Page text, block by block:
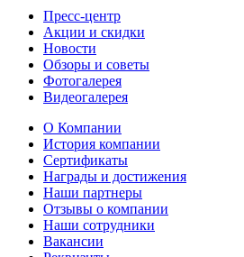
Класс герметичности затвора
Класс герметичности затвора
Характеризует величину протечки
рабочей среды при закрытом
органе
Корпус
Корпус
Материал корпуса клапана
Шар
Шар
Материал шара
Пресс-центр
Акции и скидки
Новости
Обзоры и советы
Фотогалерея
Видеогалерея
О Компании
История компании
Сертификаты
Награды и достижения
Наши партнеры
Отзывы о компании
Наши сотрудники
Вакансии